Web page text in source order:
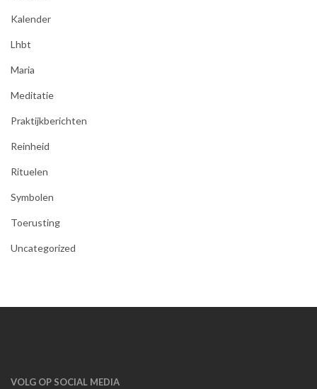
Kalender
Lhbt
Maria
Meditatie
Praktijkberichten
Reinheid
Rituelen
Symbolen
Toerusting
Uncategorized
VOLG OP SOCIAL MEDIA